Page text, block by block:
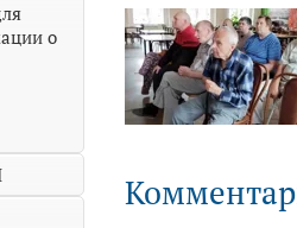
о